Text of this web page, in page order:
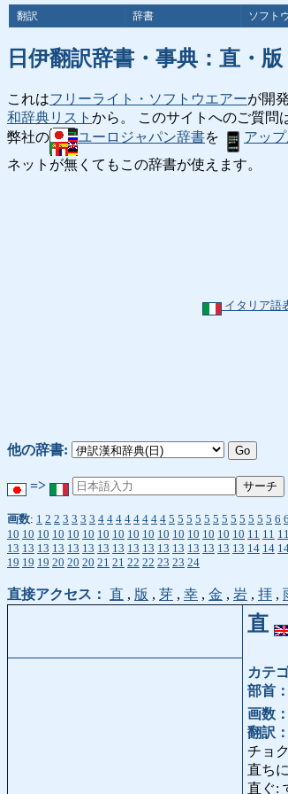
翻訳 辞書 ソフト
日伊翻訳辞書・事典：直・
これはフリーライト・ソフトウエアーが開
和辞典リスト から。 このサイトへのご質問
弊社の
ユーロジャパン辞書を アッ
ネットが無くてもこの辞書が使えます。
イタリア語
他の辞書:
=>
画数: 1 2 2 3 3 3 3 4 4 4 4 4 4 4 4 5 5 5 5 5 5 5 5 5 5 5 5 6 6
10 10 10 10 10 10 10 10 10 10 10 10 10 10 10 10 11 11 11
13 13 13 13 13 13 13 13 13 13 13 13 13 13 13 13 14 14
19 19 19 20 20 20 21 21 22 22 23 23 24
直接アクセス： 直 , 版 , 芽 , 幸 , 金 , 岩 , 拝 ,
直
カテ
部首：
画数：
翻訳：
チョ
直ち
直ぐ: